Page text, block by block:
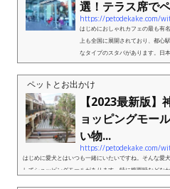
選！テラス席で
https://petodekake.com/
はじめにおしゃれカフェの最も有
上も全国に展開されており、都心
なタイプのスタバがあります。日
なのですが、一部店舗ではテラス...
ペットとお出かけ
【2023最新版
ョッピングモー
い物...
https://petodekake.com/
はじめに愛犬とはいつも一緒にいたいですね。そんな愛
してショッピングモールがあります。特に梅雨時などな